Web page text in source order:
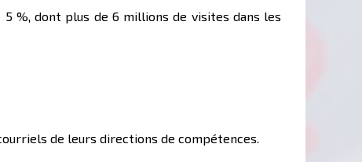
%, dont plus de 6 millions de visites dans les
de leurs directions de compétences.